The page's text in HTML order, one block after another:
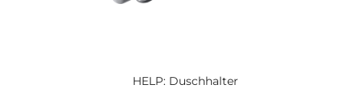
HELP: Duschhalter